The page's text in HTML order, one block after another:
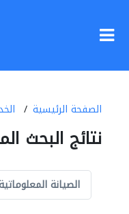
الصفحة الرئيسية
نتائج البحث
الصيانة